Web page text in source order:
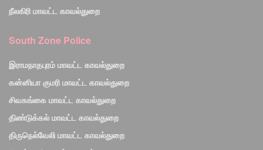
நீலகிரி மாவட்ட காவல்துறை
South Zone Police
இராமநாதபுரம் மாவட்ட காவல்துறை
கன்னியா குமரி மாவட்ட காவல்துறை
சிவகங்கை மாவட்ட காவல்துறை
திண்டுக்கல் மாவட்ட காவல்துறை
திருநெல்வேலி மாவட்ட காவல்துறை